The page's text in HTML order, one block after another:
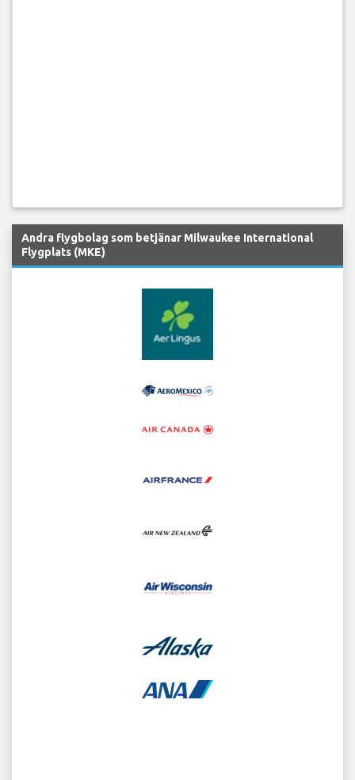
Andra flygbolag som betjänar Milwaukee International
Flygplats (MKE)